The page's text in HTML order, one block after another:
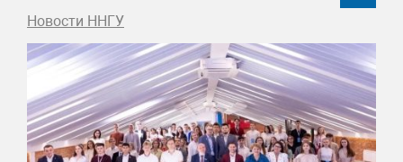
Новости ННГУ